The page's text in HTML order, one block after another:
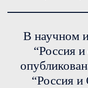
В научном
“Россия
“Россия